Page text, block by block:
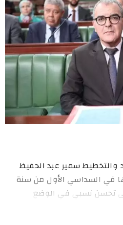
والتخطيط سمير عبد الحفيظ
في السداسي الأول من سنة
على تحسن نسبي في الوضع